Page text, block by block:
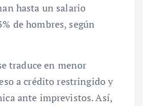
hasta un salario
de hombres, según
traduce en menor
a crédito restringido y
ante imprevistos. Así,